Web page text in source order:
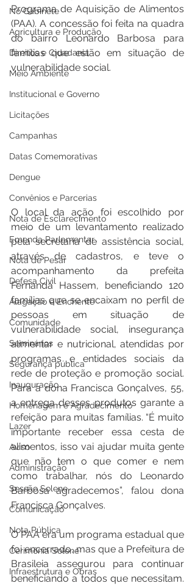
No Gabinete
Agricultura e Produção
Direitos e Cidadania
Meio Ambiente
Institucional e Governo
Licitações
Campanhas
Datas Comemorativas
Dengue
Convênios e Parcerias
Nota de Esclarecimento
Emenda Parlamentar
Nota de Pesar
Defesa Civil
Alagação e Enchente
Comunidade
Seminários
Segurança pública
Inauguração
Homenagem e Agradecimento
Lazer
Aviso
Administração
Sessão Solene
Comunicação
Nota Pública
Cerimônia Solene
Infraestrutura e Obras
Programa de Aquisição de Alimentos
(PAA). A concessão foi feita na quadra
do bairro Leonardo Barbosa para
famílias que estão em situação de
vulnerabilidade social.
O local da ação foi escolhido por
meio de um levantamento realizado
pela secretaria de assistência social,
através de cadastros, e teve o
acompanhamento da prefeita
Fernanda Hassem, beneficiando 120
famílias que se encaixam no perfil de
pessoas em situação de
vulnerabilidade social, insegurança
alimentar e nutricional, atendidas por
programas e entidades sociais da
rede de proteção e promoção social.
Para a dona Francisca Gonçalves, 55,
a entrega desses produtos garante a
refeição para muitas famílias. “É muito
importante receber essa cesta de
alimentos, isso vai ajudar muita gente
que não tem o que comer e nem
como trabalhar, nós do Leonardo
Barbosa agradecemos”, falou dona
Francisca Gonçalves.
O PAA era um programa estadual que
foi encerrado, mas que a Prefeitura de
Brasileia assegurou para continuar
beneficiando a todos que necessitam.